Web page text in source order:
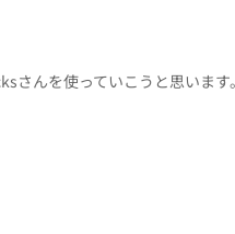
んを使っていこうと思います。